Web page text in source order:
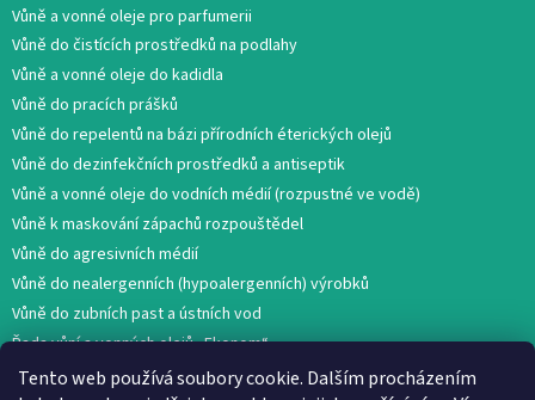
Tento web používá soubory cookie. Dalším procházením
Vůně a vonné oleje pro parfumerii
Vůně do čistících prostředků na podlahy
Vůně a vonné oleje do kadidla
Vůně do pracích prášků
Vůně do repelentů na bázi přírodních éterických olejů
Vůně do dezinfekčních prostředků a antiseptik
Vůně a vonné oleje do vodních médií (rozpustné ve vodě)
Vůně k maskování zápachů rozpouštědel
Vůně do agresivních médií
Vůně do nealergenních (hypoalergenních) výrobků
Vůně do zubních past a ústních vod
Řada vůní a vonných olejů „Ekonom“